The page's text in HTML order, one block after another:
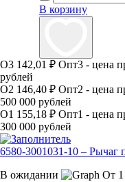
В корзину
О3 142,01 ₽ Опт3 - цена
рублей
О2 146,40 ₽ Опт2 - цена
500 000 рублей
О1 155,18 ₽ Опт1 - цена
300 000 рублей
6580-3001031-10 – Рычаг
В ожидании
От 1